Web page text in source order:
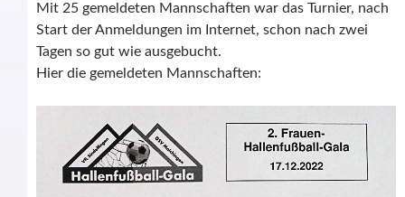
Mit 25 gemeldeten Mannschaften war das Turnier, nach
Start der Anmeldungen im Internet, schon nach zwei
Tagen so gut wie ausgebucht.
Hier die gemeldeten Mannschaften: